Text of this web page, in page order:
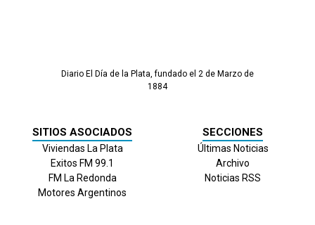
Diario El Día de la Plata, fundado el 2 de Marzo de
1884
SITIOS ASOCIADOS
Viviendas La Plata
Exitos FM 99.1
FM La Redonda
Motores Argentinos
SECCIONES
Últimas Noticias
Archivo
Noticias RSS